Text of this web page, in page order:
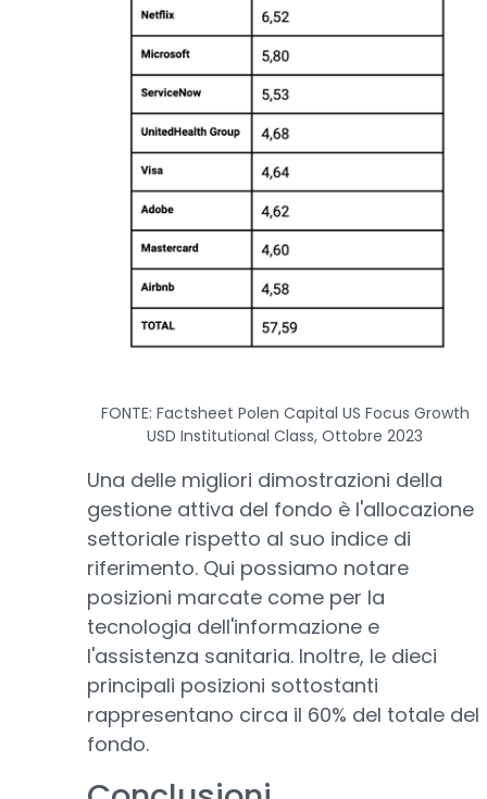
FONTE: Factsheet Polen Capital US Focus Growth
USD Institutional Class, Ottobre 2023
Una delle migliori dimostrazioni della
gestione attiva del fondo è l'allocazione
settoriale rispetto al suo indice di
riferimento. Qui possiamo notare
posizioni marcate come per la
tecnologia dell'informazione e
l'assistenza sanitaria. Inoltre, le dieci
principali posizioni sottostanti
rappresentano circa il 60% del totale del
fondo.